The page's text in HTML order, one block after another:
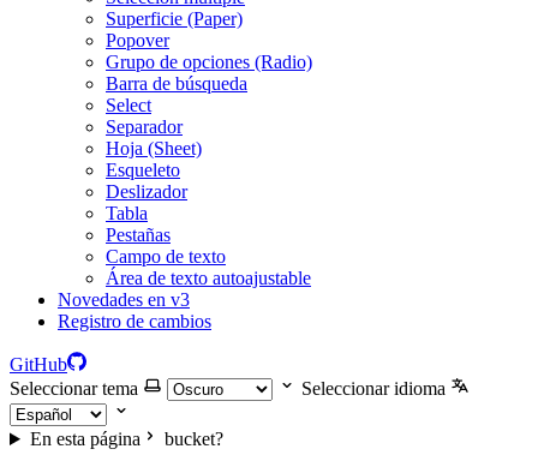
Superficie (Paper)
Popover
Grupo de opciones (Radio)
Barra de búsqueda
Select
Separador
Hoja (Sheet)
Esqueleto
Deslizador
Tabla
Pestañas
Campo de texto
Área de texto autoajustable
Novedades en v3
Registro de cambios
GitHub
Seleccionar tema
Seleccionar idioma
En esta página bucket?